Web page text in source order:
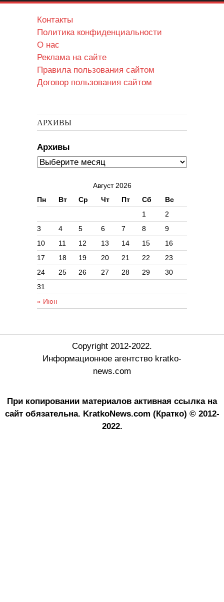
Контакты
Политика конфиденциальности
О нас
Реклама на сайте
Правила пользования сайтом
Договор пользования сайтом
АРХИВЫ
Архивы
Август 2026
Пн
Вт Ср Чт Пт Сб Вс
« Июн
1
2
3
4 5 6 7 8
9
10
11 12 13 14 15
16
17
18 19 20 21 22
23
24
25 26 27 28 29
30
31
Copyright 2012-2022.
Информационное агентство kratko-
news.com
При копировании материалов активная ссылка на
сайт обязательна. KratkoNews.com (Кратко) © 2012-
2022.